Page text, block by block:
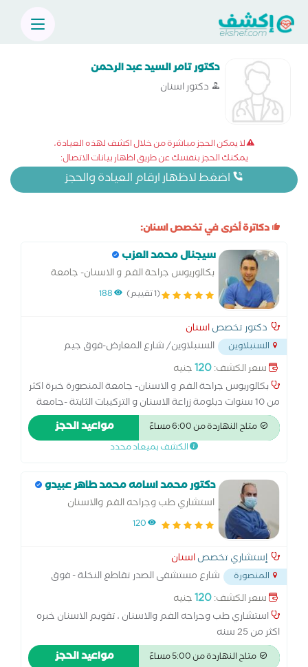
دكتور تامر السيد عبد الرحمن
دكتور اسنان
لا يمكن الحجز مباشرة من خلال اكشف لهذه العيادة،
يمكنك الحجز بنفسك عن طريق اظهار بيانات الاتصال:
اضغط لاظهار ارقام العيادة والحجز
دكاترة أخرى في تخصص اسنان:
سيجنال محمد العزب
بكالوريوس جراحة الفم و الاسنان- جامعة
المنصورة
(1 تقييم) 188
دكتور تخصصاسنان
السنبلاوين
السنبلاوين/ شارع المعارض-فوق جيم
ابوفندي الجديد بعد مطعم تشيكن فاكتور
سعر الكشف:120جنيه
بكالوريوس جراحة الفم و الاسنان- جامعة المنصورة خبرة اكثر
من 10 سنوات دبلومة زراعة الاسنان و التركيبات الثابتة -جامعة
القاهرة عضو الجمعية الامريكية لتجميل و تقويم الاسنان عصو
الجمعية المصرية لزراعة الاسنان كورس الحشو التجميلي بالليزر
كورس علاج عصب الاسنان و الجذور عضو الجمعية المصرية
خاصة للاطفال)
متاح النهاردة من 6:00 مساءً مواعيد الحجز
الكشف بميعاد محدد
دكتور محمد اسامه محمد طاهر عبيدو
استشاري طب وجراحه الفم والاسنان
120
إستشاري تخصصاسنان
المنصورة
شارع مستشفى الصدر تقاطع النخلة - فوق
صيدليه د مسعد...
سعر الكشف:120جنيه
استشاري طب وجراحه الفم والاسنان ، تقويم الاسنان خبره
اكثر من 25 سنه
متاح النهاردة من 5:00 مساءً مواعيد الحجز